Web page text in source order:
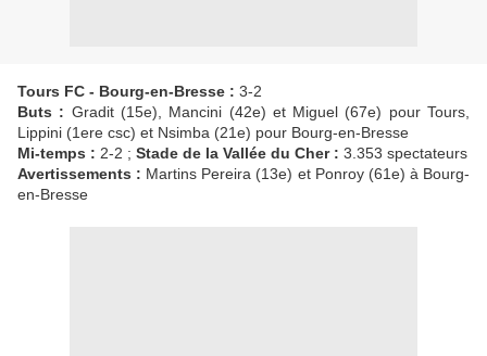
Tours FC - Bourg-en-Bresse : 3-2
Buts : Gradit (15e), Mancini (42e) et Miguel (67e) pour Tours,
Lippini (1ere csc) et Nsimba (21e) pour Bourg-en-Bresse
Mi-temps : 2-2 ; Stade de la Vallée du Cher : 3.353 spectateurs
Avertissements : Martins Pereira (13e) et Ponroy (61e) à Bourg-
en-Bresse